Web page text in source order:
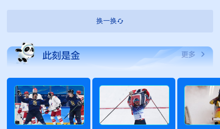
换一换